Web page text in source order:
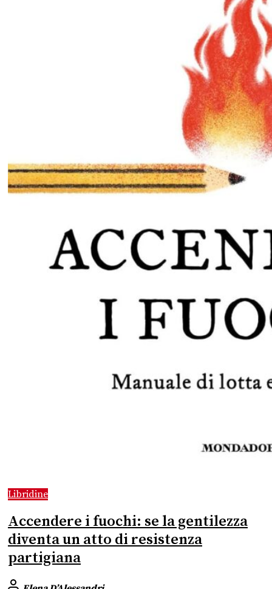
Libridine
Accendere i fuochi: se la gentilezza
diventa un atto di resistenza
partigiana